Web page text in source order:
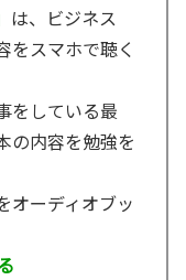
は、ビジネス
をスマホで聴く
をしている最
の内容を勉強を
オーディオブッ